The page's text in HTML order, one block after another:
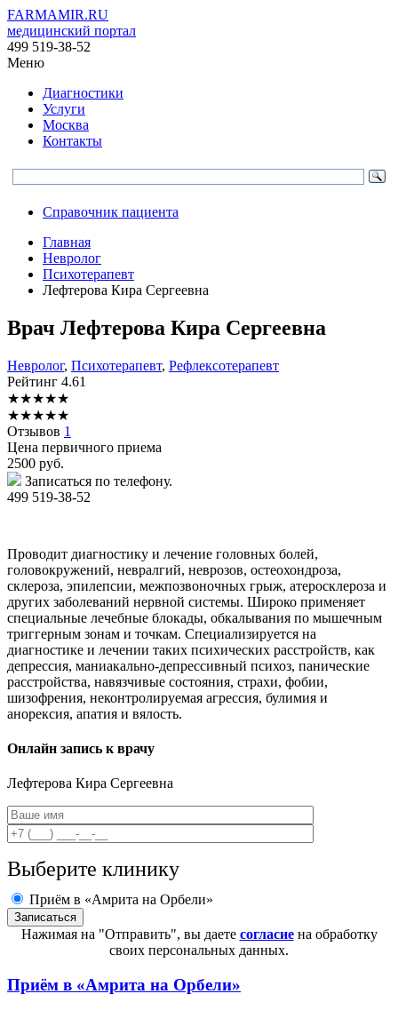
FARMAMIR.RU
медицинский портал
499 519-38-52
Меню
Диагностики
Услуги
Москва
Контакты
Справочник пациента
Главная
Невролог
Психотерапевт
Лефтерова Кира Сергеевна
Врач Лефтерова Кира Сергеевна
Невролог, Психотерапевт, Рефлексотерапевт
Рейтинг 4.61
★★★★★
★★★★★
Отзывов 1
Цена первичного приема
2500 руб.
Записаться по телефону.
499 519-38-52
Проводит диагностику и лечение головных болей,
головокружений, невралгий, неврозов, остеохондроза,
склероза, эпилепсии, межпозвоночных грыж, атеросклероза и
других заболеваний нервной системы. Широко применяет
специальные лечебные блокады, обкалывания по мышечным
триггерным зонам и точкам. Специализируется на
диагностике и лечении таких психических расстройств, как
депрессия, маниакально-депрессивный психоз, панические
расстройства, навязчивые состояния, страхи, фобии,
шизофрения, неконтролируемая агрессия, булимия и
анорексия, апатия и вялость.
Онлайн запись к врачу
Лефтерова Кира Сергеевна
Выберите клинику
Приём в «Амрита на Орбели»
Нажимая на "Отправить", вы даете согласиена обработку
своих персональных данных.
Приём в «Амрита на Орбели»